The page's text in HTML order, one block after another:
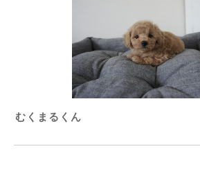
むくまるくん